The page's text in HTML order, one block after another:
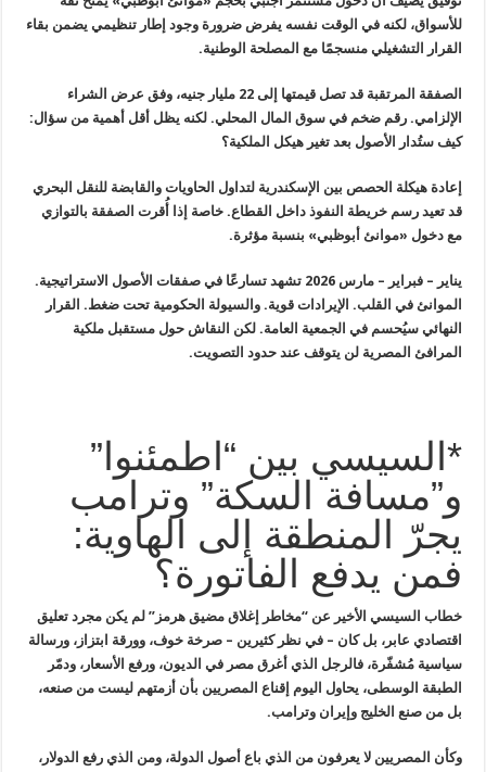
للأسواق، لكنه في الوقت نفسه يفرض ضرورة وجود إطار تنظيمي يضمن بقاء
القرار التشغيلي منسجمًا مع المصلحة الوطنية.
الصفقة المرتقبة قد تصل قيمتها إلى 22 مليار جنيه، وفق عرض الشراء
الإلزامي. رقم ضخم في سوق المال المحلي. لكنه يظل أقل أهمية من سؤال:
كيف ستُدار الأصول بعد تغير هيكل الملكية؟
إعادة هيكلة الحصص بين الإسكندرية لتداول الحاويات والقابضة للنقل البحري
قد تعيد رسم خريطة النفوذ داخل القطاع. خاصة إذا أُقرت الصفقة بالتوازي
مع دخول «موانئ أبوظبي» بنسبة مؤثرة.
يناير – فبراير – مارس 2026 تشهد تسارعًا في صفقات الأصول الاستراتيجية.
الموانئ في القلب. الإيرادات قوية. والسيولة الحكومية تحت ضغط. القرار
النهائي سيُحسم في الجمعية العامة. لكن النقاش حول مستقبل ملكية
المرافئ المصرية لن يتوقف عند حدود التصويت.
*السيسي بين “اطمئنوا”
و”مسافة السكة” وترامب
يجرّ المنطقة إلى الهاوية:
فمن يدفع الفاتورة؟
خطاب السيسي الأخير عن “مخاطر إغلاق مضيق هرمز” لم يكن مجرد تعليق
اقتصادي عابر، بل كان – في نظر كثيرين – صرخة خوف، وورقة ابتزاز، ورسالة
سياسية مُشفّرة، فالرجل الذي أغرق مصر في الديون، ورفع الأسعار، ودمّر
الطبقة الوسطى، يحاول اليوم إقناع المصريين بأن أزمتهم ليست من صنعه،
بل من صنع الخليج وإيران وترامب.
وكأن المصريين لا يعرفون من الذي باع أصول الدولة، ومن الذي رفع الدولار،